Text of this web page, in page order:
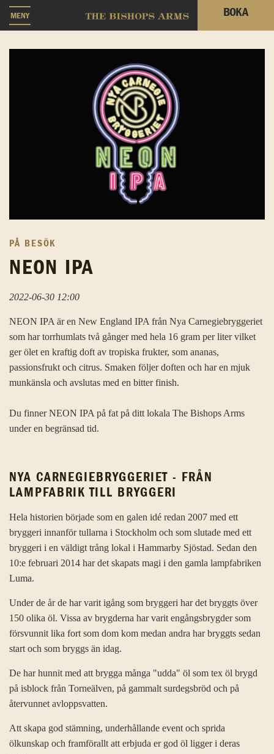
MENY BOKA
PÅ BESÖK
NEON IPA
2022-06-30 12:00
NEON IPA är en New England IPA från Nya Carnegiebryggeriet
som har torrhumlats två gånger med hela 16 gram per liter vilket
ger ölet en kraftig doft av tropiska frukter, som ananas,
passionsfrukt och citrus. Smaken följer doften och har en mjuk
munkänsla och avslutas med en bitter finish.
Du finner NEON IPA på fat på ditt lokala The Bishops Arms
under en begränsad tid.
NYA CARNEGIEBRYGGERIET - FRÅN
LAMPFABRIK TILL BRYGGERI
Hela historien började som en galen idé redan 2007 med ett
bryggeri innanför tullarna i Stockholm och som slutade med ett
bryggeri i en väldigt trång lokal i Hammarby Sjöstad. Sedan den
10:e februari 2014 har det skapats magi i den gamla lampfabriken
Luma.
Under de år de har varit igång som bryggeri har det bryggts över
150 olika öl. Vissa av brygderna har varit engångsbrygder som
försvunnit lika fort som dom kom medan andra har bryggts sedan
start och som bryggs än idag.
De har hunnit med att brygga många "udda" öl som tex öl brygd
på isblock från Torneälven, på gammalt surdegsbröd och på
återvunnet avloppsvatten.
Att skapa god stämning, underhållande event och sprida
ölkunskap och framförallt att erbjuda er god öl ligger i deras